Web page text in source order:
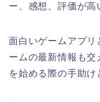
ー、感想、評価が高
面白いゲームアプ
ームの最新情報も交
を始める際の手助け